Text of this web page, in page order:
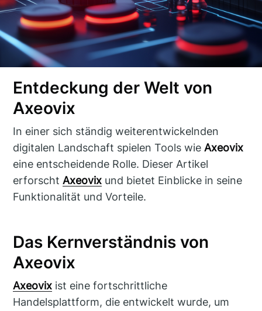
Entdeckung der Welt von
Axeovix
In einer sich ständig weiterentwickelnden
digitalen Landschaft spielen Tools wieAxeovix
eine entscheidende Rolle. Dieser Artikel
erforschtAxeovix und bietet Einblicke in seine
Funktionalität und Vorteile.
Das Kernverständnis von
Axeovix
Axeovix ist eine fortschrittliche
Handelsplattform, die entwickelt wurde, um